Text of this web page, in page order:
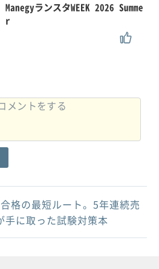
ManegyランスタWEEK 2026 Summe
r
格の最短ルート。5年連続売
に取った試験対策本